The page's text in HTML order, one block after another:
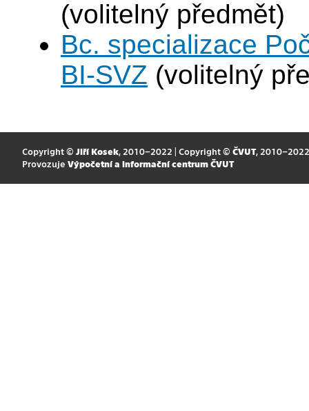
(volitelný předmět)
Bc. specializace
BI-SVZ (volitelný
Copyright © Jiří Kosek, 2010–2022 | Copyright © ČVUT, 2010–2022
Provozuje Výpočetní a informační centrum ČVUT